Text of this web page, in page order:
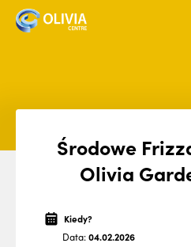
Środowe
Olivia
Kiedy?
Data:04.02.2026